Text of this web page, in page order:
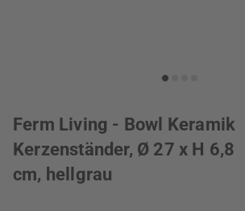
Ferm Living - Bowl Keramik
Kerzenständer, Ø 27 x H 6,8
cm, hellgrau